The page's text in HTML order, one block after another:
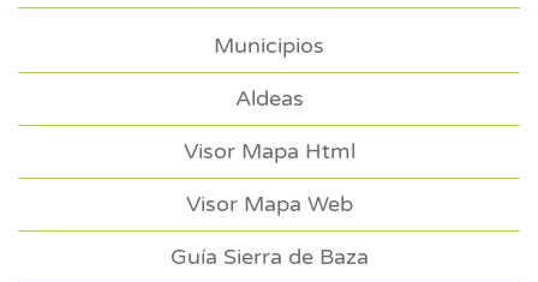
Municipios
Aldeas
Visor Mapa Html
Visor Mapa Web
Guía Sierra de Baza